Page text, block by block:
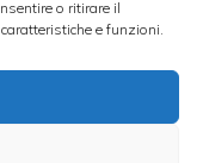
o ritirare il
e funzioni.
completo